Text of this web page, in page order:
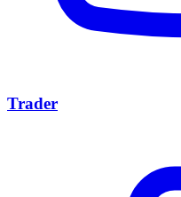
Trader